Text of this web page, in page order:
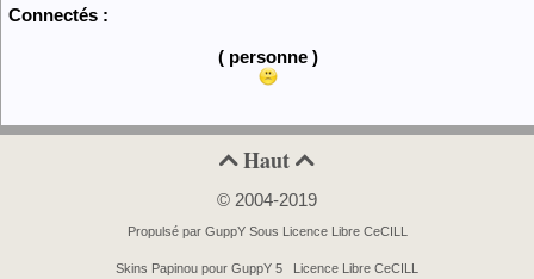
Connectés :
( personne )
Haut
© 2004-2019
Propulsé par GuppY Sous Licence Libre CeCILL
Skins Papinou pour GuppY 5 Licence Libre CeCILL